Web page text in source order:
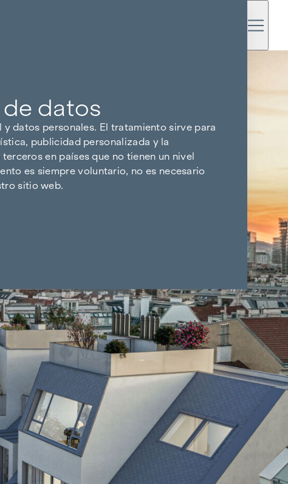
datos
datos personales. El tratamiento sirve para
publicidad personalizada y la
en países que no tienen un nivel
es siempre voluntario, no es necesario
sitio web.